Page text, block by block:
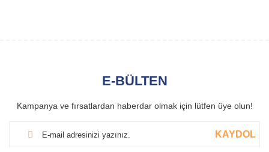
E-BÜLTEN
Kampanya ve fırsatlardan haberdar olmak için lütfen üye olun!
KAYDOL